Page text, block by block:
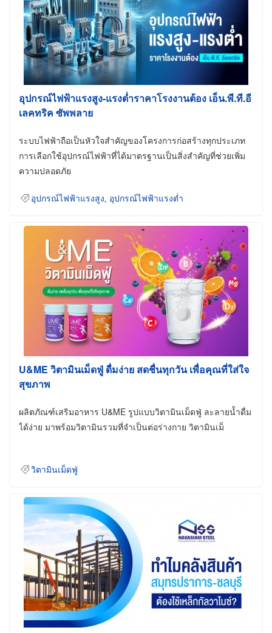
อุปกรณ์ไฟฟ้าแรงสูง-แรงต่ำราคาโรงงานต้อง เอ็น.พี.ที.อี
เลคทริค ซัพพลาย
ระบบไฟฟ้าถือเป็นหัวใจสำคัญของโครงการก่อสร้างทุกประเภท
การเลือกใช้อุปกรณ์ไฟฟ้าที่ได้มาตรฐานเป็นสิ่งสำคัญที่ช่วยเพิ่ม
ความปลอดภัย
อุปกรณ์ไฟฟ้าแรงสูง อุปกรณ์ไฟฟ้าแรงต่ำ
U&ME วิตามินเม็ดฟู่ ดื่มง่าย สดชื่นทุกวัน เพื่อคุณที่ใส่ใจ
สุขภาพ
ผลิตภัณฑ์เสริมอาหาร U&ME รูปแบบวิตามินเม็ดฟู่ ละลายน้ำดื่ม
ได้ง่าย มาพร้อมวิตามินรวมที่จำเป็นต่อร่างกาย วิตามินเม็
วิตามินเม็ดฟู่